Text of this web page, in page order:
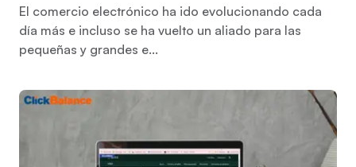
El comercio electrónico ha ido evolucionando cada
día más e incluso se ha vuelto un aliado para las
pequeñas y grandes e...